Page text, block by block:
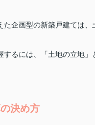
企画型の新築戸建ては
るには、「土地の立地
決め方